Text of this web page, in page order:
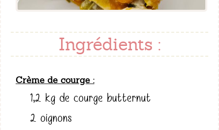
Ingrédients :
Crème de courge
1,2 kg de courge butternut
2 oignons